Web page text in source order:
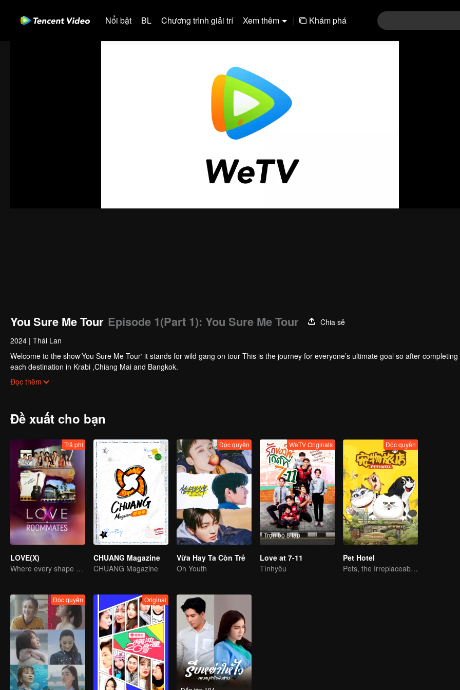
Nổi bật BL Chương trình giải trí Xem thêm | Khám phá
You Sure Me Tour Episode 1(Part 1): You Sure Me Tour
Chia sẻ
2024 | Thái Lan
Welcome to the show‘You Sure Me Tour‘ it stands for wild gang on tour This is the journey for everyone’s ultimate goal so after
each destination in Krabi ,Chiang Mai and Bangkok.
They will be tasked with a special show mission for the special show. Everyone has to plan decide on the performance and draw the crowd
their show by themselves .
Are you ready? Let’s get started.
Đọc thêm
Đề xuất cho bạn
Trả phí
LOVE(X)
Where every shape of love meets, every color of heart beats
CHUANG Magazine
CHUANG Magazine
Độc quyền
Vừa Hay Ta Còn Trẻ
Oh Youth
Trọn bộ 8 tập
WeTV Originals
Love at 7-11
Tìnhyêu
Độc quyền
Pet Hotel
Pets, the Irreplaceable Families
Độc quyền Original